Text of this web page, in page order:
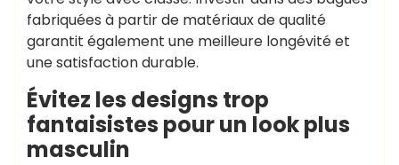
fabriquées à partir de matériaux de qualité
garantit également une meilleure longévité et
une satisfaction durable.
Évitez les designs trop
fantaisistes pour un look plus
masculin